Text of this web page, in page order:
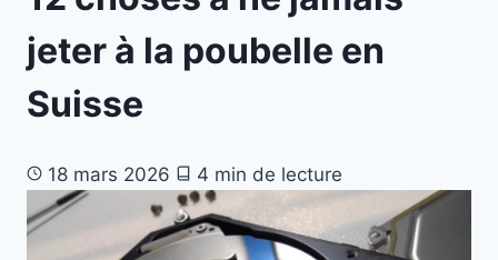
jeter à la poubelle en
Suisse
18 mars 2026 4 min de lecture